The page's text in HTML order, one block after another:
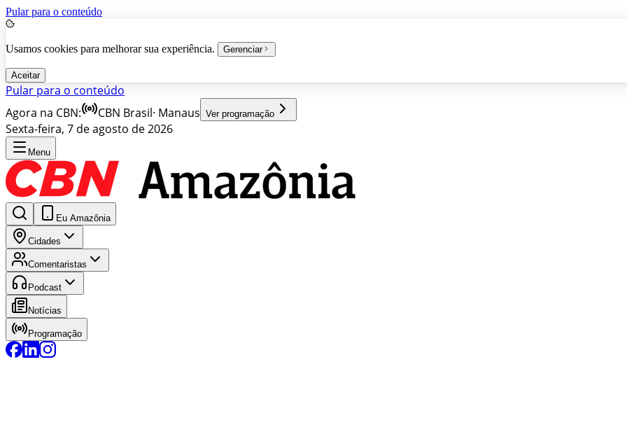
Pular para o conteúdo
Usamos cookies para melhorar sua experiência. Gerenciar
Aceitar
Pular para o conteúdo
Agora na CBN:
CBN Brasil· Manaus Ver programação
Sexta-feira, 7 de agosto de 2026
Menu
Eu Amazônia
Cidades
Comentaristas
Podcast
Notícias
Programação